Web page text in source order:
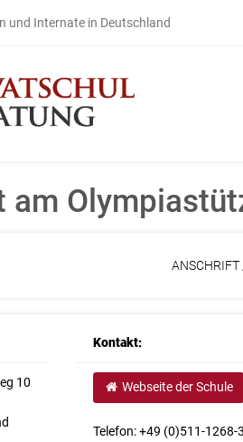
und Internate in Deutschland
am
ANSCHRIFT
10
Kontakt:
Webseite der Schule
Telefon: +49 (0)511-1268-